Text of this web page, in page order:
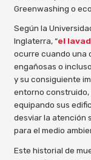
Greenwashing o
Según la
Inglaterra, “el
ocurre cuando una
engañosas o
y su consiguiente
entorno
equipando sus
desviar la atención
para el medio
Este historial de